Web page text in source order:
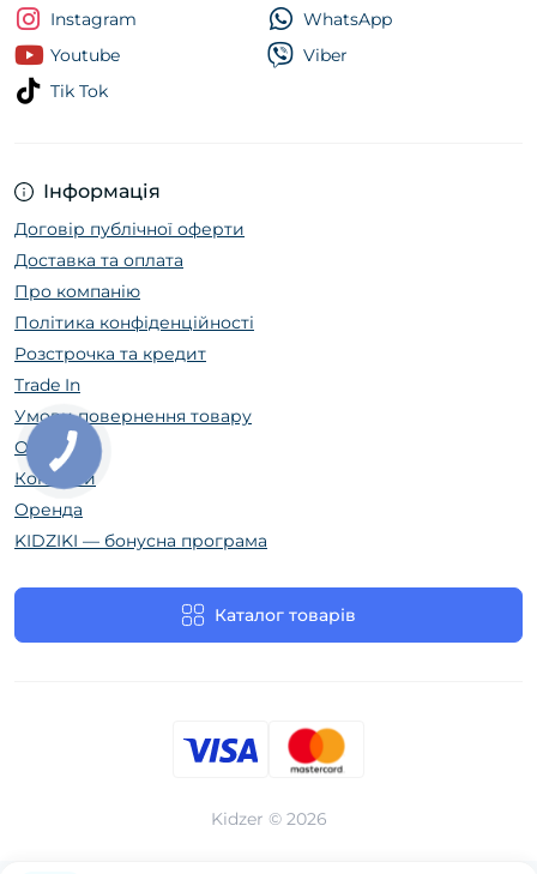
Інформація
Договір публічної оферти
Доставка та оплата
Про компанію
Політика конфіденційності
Розстрочка та кредит
Trade In
Умови повернення товару
Огляди
Контакти
Оренда
KIDZIKI — бонусна програма
Каталог товарів
Instagram
Youtube
Tik Tok
WhatsApp
Viber
Kidzer © 2026